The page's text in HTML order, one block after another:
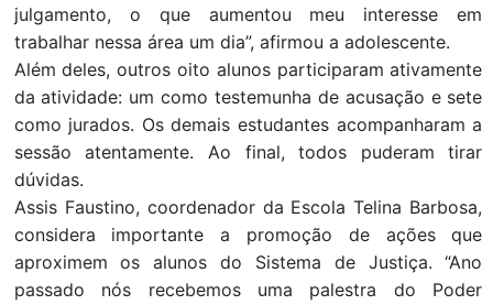
julgamento, o que aumentou meu interesse em
trabalhar nessa área um dia”, afirmou a adolescente.
Além deles, outros oito alunos participaram ativamente
da atividade: um como testemunha de acusação e sete
como jurados. Os demais estudantes acompanharam a
sessão atentamente. Ao final, todos puderam tirar
dúvidas.
Assis Faustino, coordenador da Escola Telina Barbosa,
considera importante a promoção de ações que
aproximem os alunos do Sistema de Justiça. “Ano
passado nós recebemos uma palestra do Poder